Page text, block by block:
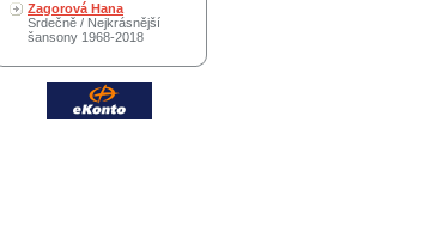
Zagorová Hana
Srdečně / Nejkrásnější
šansony 1968-2018